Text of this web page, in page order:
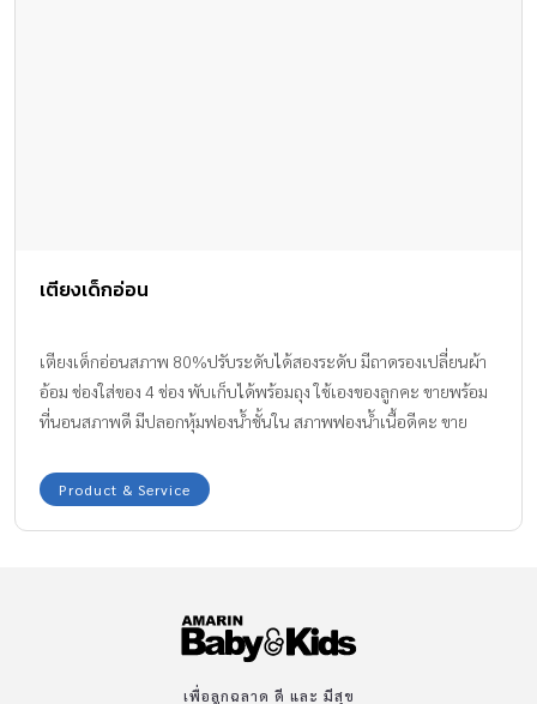
เตียงเด็กอ่อน
เตียงเด็กอ่อนสภาพ 80%ปรับระดับได้สองระดับ มีถาดรองเปลี่ยนผ้า
อ้อม ช่องใส่ของ 4 ช่อง พับเก็บได้พร้อมถุง ใช้เองของลูกคะ ขายพร้อม
ที่นอนสภาพดี มีปลอกหุ้มฟองน้ำชั้นใน สภาพฟองน้ำเนื้อดีคะ ขาย
Product & Service
เพื่อลูกฉลาด ดี และ มีสุข